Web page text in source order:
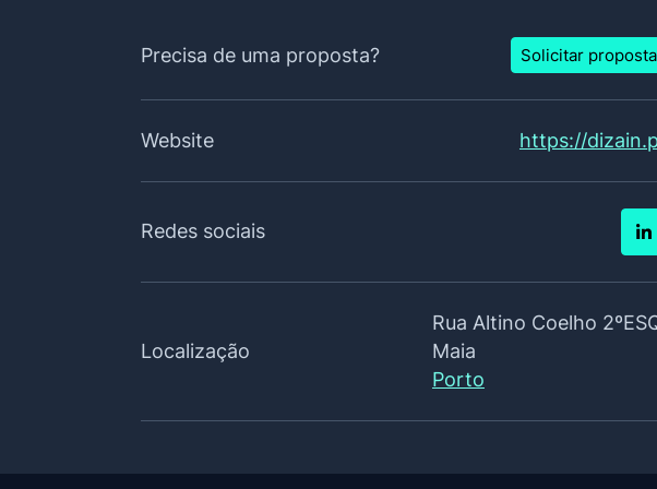
Precisa de uma proposta? Solicitar proposta
Website https://
Redes sociais
Localização
Rua Altino Coelho
Maia
Porto